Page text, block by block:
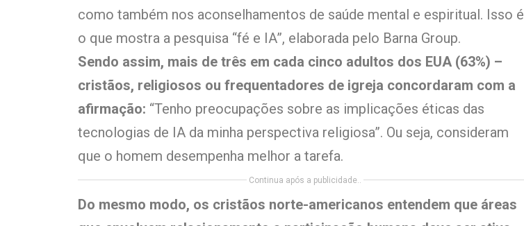
como também nos aconselhamentos de saúde mental e espiritual. Isso é
o que mostra a pesquisa “fé e IA”, elaborada pelo Barna Group.
Sendo assim, mais de três em cada cinco adultos dos EUA (63%) –
cristãos, religiosos ou frequentadores de igreja concordaram com a
afirmação: “Tenho preocupações sobre as implicações éticas das
tecnologias de IA da minha perspectiva religiosa”. Ou seja, consideram
que o homem desempenha melhor a tarefa.
Continua após a publicidade..
Do mesmo modo, os cristãos norte-americanos entendem que áreas